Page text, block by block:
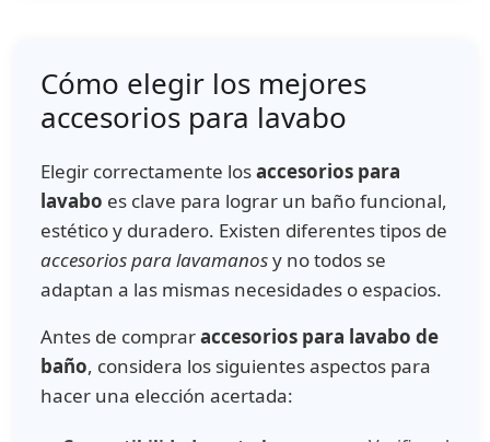
Cómo elegir los mejores
accesorios para lavabo
Elegir correctamente losaccesorios para
lavabo es clave para lograr un baño funcional,
estético y duradero. Existen diferentes tipos de
accesorios para lavamanosy no todos se
adaptan a las mismas necesidades o espacios.
Antes de compraraccesorios para lavabo de
baño, considera los siguientes aspectos para
hacer una elección acertada: